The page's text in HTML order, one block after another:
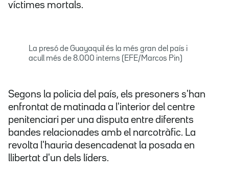
víctimes mortals.
La presó de Guayaquil és la més gran del país i
acull més de 8.000 interns (EFE/Marcos Pin)
Segons la policia del país, els presoners s'han
enfrontat de matinada a l'interior del centre
penitenciari per una disputa entre diferents
bandes relacionades amb el narcotràfic. La
revolta l'hauria desencadenat la posada en
llibertat d'un dels líders.